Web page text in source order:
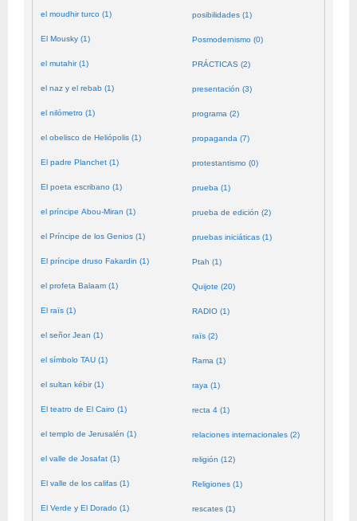
el moudhir turco (1)
El Mousky (1)
el mutahir (1)
el naz y el rebab (1)
el nilómetro (1)
el obelisco de Heliópolis (1)
El padre Planchet (1)
El poeta escribano (1)
el príncipe Abou-Miran (1)
el Príncipe de los Genios (1)
El príncipe druso Fakardin (1)
el profeta Balaam (1)
El raïs (1)
el señor Jean (1)
el símbolo TAU (1)
el sultan kébir (1)
El teatro de El Cairo (1)
el templo de Jerusalén (1)
el valle de Josafat (1)
El valle de los califas (1)
El Verde y El Dorado (1)
posibilidades (1)
Posmodernismo (0)
PRÁCTICAS (2)
presentación (3)
programa (2)
propaganda (7)
protestantismo (0)
prueba (1)
prueba de edición (2)
pruebas iniciáticas (1)
Ptah (1)
Quijote (20)
RADIO (1)
raïs (2)
Rama (1)
raya (1)
recta 4 (1)
relaciones internacionales (2)
religión (12)
Religiones (1)
rescates (1)